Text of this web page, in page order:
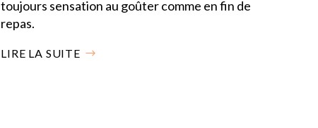
toujours sensation au goûter comme en fin de
repas.
LIRE LA SUITE